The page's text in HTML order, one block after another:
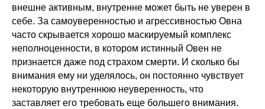
внешне активным, внутренне может быть не уверен в
себе. За самоуверенностью и агрессивностью Овна
часто скрывается хорошо маскируемый комплекс
неполноценности, в котором истинный Овен не
признается даже под страхом смерти. И сколько бы
внимания ему ни уделялось, он постоянно чувствует
некоторую внутреннюю неуверенность, что
заставляет его требовать еще большего внимания.